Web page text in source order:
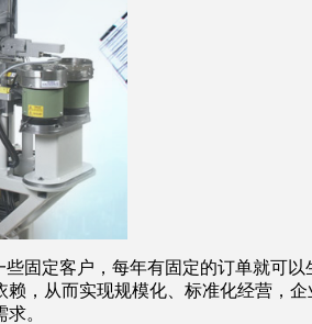
定客户，每年有固定的订单就可以
从而实现规模化、标准化经营，企
。